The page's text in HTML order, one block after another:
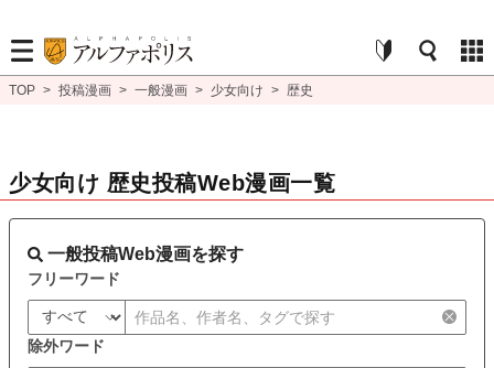
TOP > 投稿漫画 > 一般漫画 > 少女向け > 歴史
少女向け 歴史投稿Web漫画一覧
一般投稿Web漫画を探す
フリーワード
除外ワード